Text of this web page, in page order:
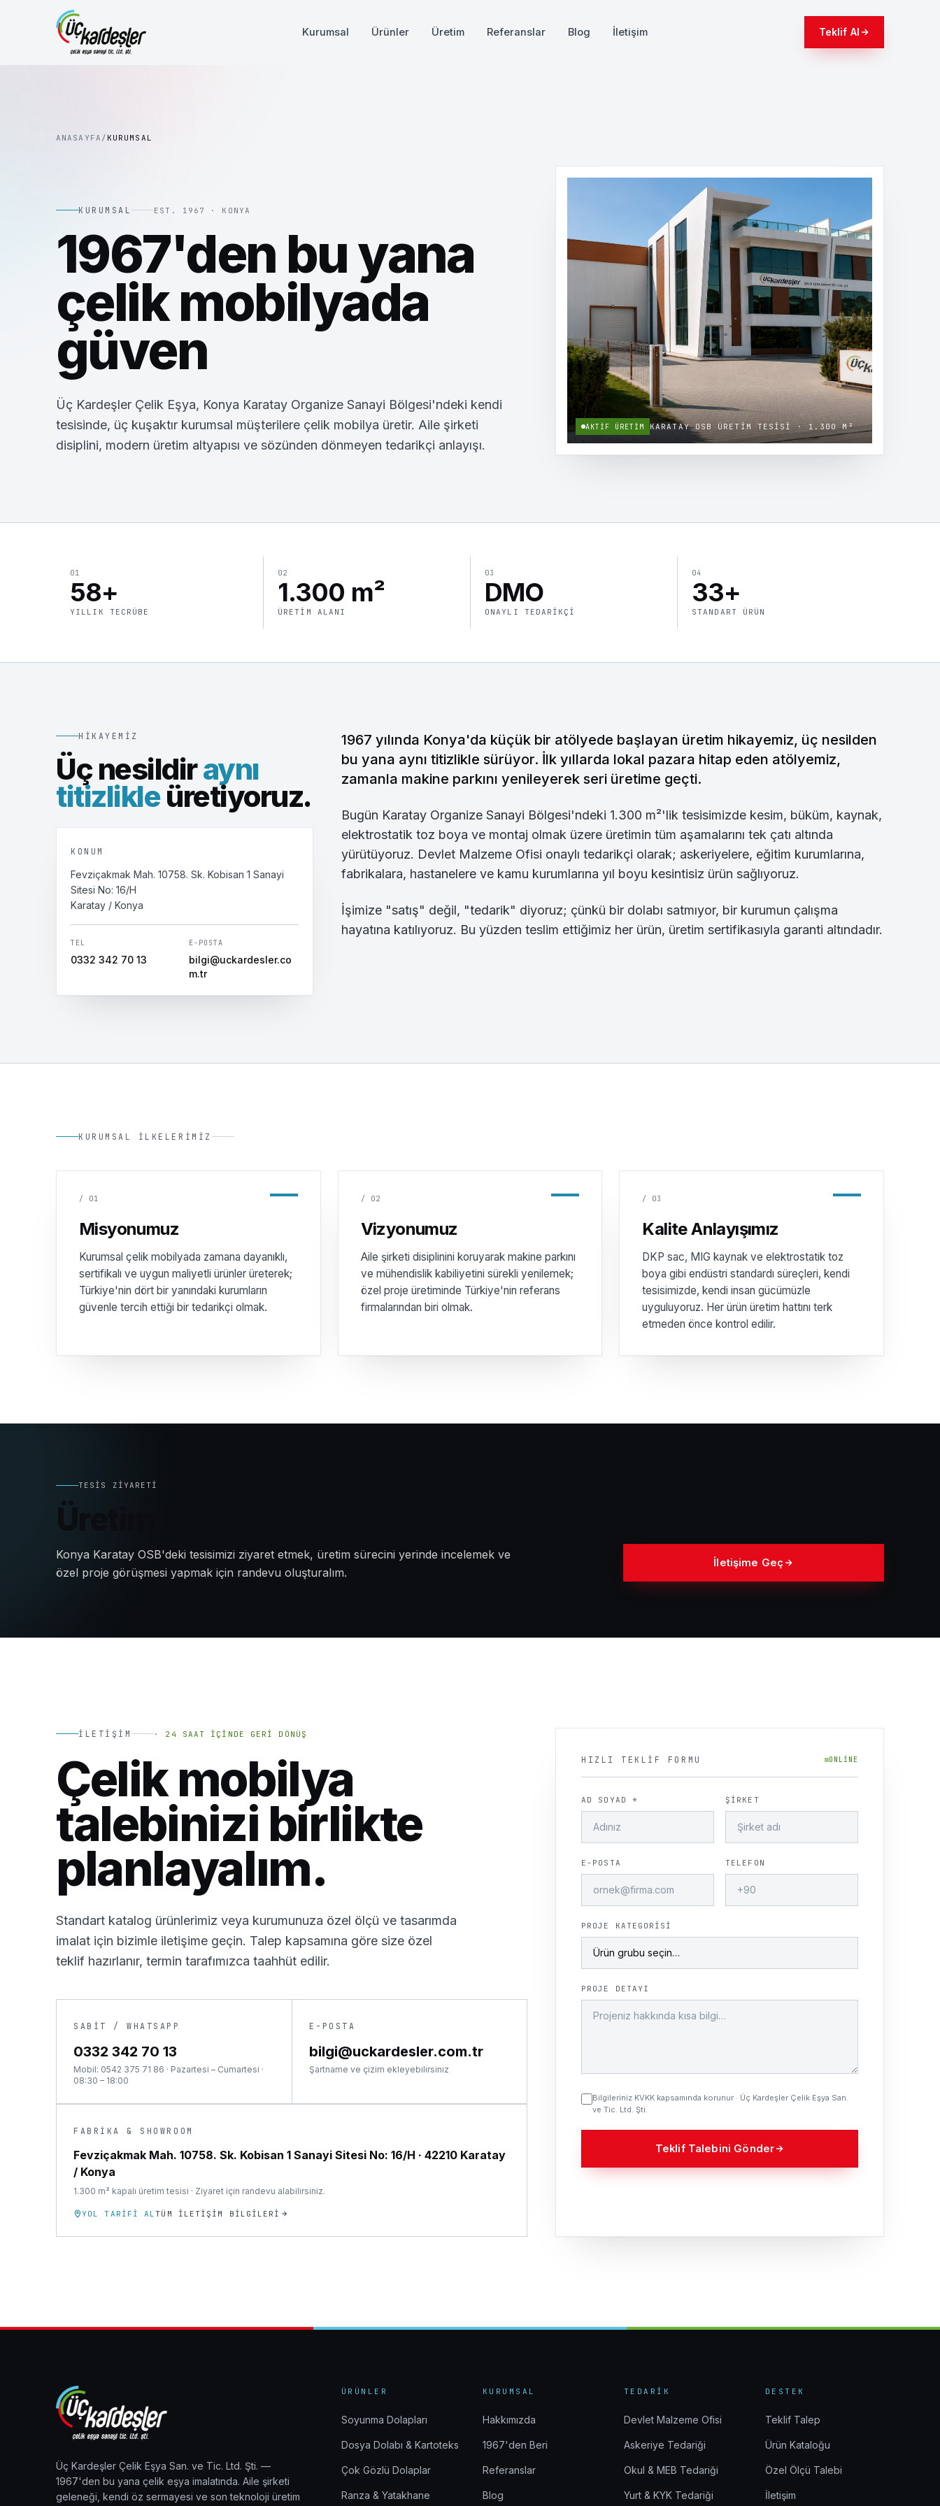
Kurumsal Ürünler Üretim Referanslar Blog İletişim Teklif Al
ANASAYFA / KURUMSAL
KURUMSAL EST. 1967 · KONYA
1967'den bu yana
çelik mobilyada
güven
Üç Kardeşler Çelik Eşya, Konya Karatay Organize Sanayi Bölgesi'ndeki kendi
tesisinde, üç kuşaktır kurumsal müşterilere çelik mobilya üretir. Aile şirketi
disiplini, modern üretim altyapısı ve sözünden dönmeyen tedarikçi anlayışı.
AKTIF ÜRETIM KARATAY OSB ÜRETIM TESISI · 1.300 M²
01
58+
YILLIK TECRÜBE
02
1.300 m²
ÜRETIM ALANI
03
DMO
ONAYLI TEDARIKÇI
04
33+
STANDART ÜRÜN
HIKAYEMIZ
Üç nesildiraynı
titizlikleüretiyoruz.
KONUM
Fevziçakmak Mah. 10758. Sk. Kobisan 1 Sanayi
Sitesi No: 16/H
Karatay / Konya
TEL
0332 342 70 13
E-POSTA
bilgi@uckardesler.co
m.tr
1967 yılında Konya'da küçük bir atölyede başlayan üretim hikayemiz, üç nesilden
bu yana aynı titizlikle sürüyor. İlk yıllarda lokal pazara hitap eden atölyemiz,
zamanla makine parkını yenileyerek seri üretime geçti.
Bugün Karatay Organize Sanayi Bölgesi'ndeki 1.300 m²'lik tesisimizde kesim, büküm, kaynak,
elektrostatik toz boya ve montaj olmak üzere üretimin tüm aşamalarını tek çatı altında
yürütüyoruz. Devlet Malzeme Ofisi onaylı tedarikçi olarak; askeriyelere, eğitim kurumlarına,
fabrikalara, hastanelere ve kamu kurumlarına yıl boyu kesintisiz ürün sağlıyoruz.
İşimize "satış" değil, "tedarik" diyoruz; çünkü bir dolabı satmıyor, bir kurumun çalışma
hayatına katılıyoruz. Bu yüzden teslim ettiğimiz her ürün, üretim sertifikasıyla garanti altındadır.
KURUMSAL İLKELERIMIZ
/ 01
Misyonumuz
Kurumsal çelik mobilyada zamana dayanıklı,
sertifikalı ve uygun maliyetli ürünler üreterek;
Türkiye'nin dört bir yanındaki kurumların
güvenle tercih ettiği bir tedarikçi olmak.
/ 02
Vizyonumuz
Aile şirketi disiplinini koruyarak makine parkını
ve mühendislik kabiliyetini sürekli yenilemek;
özel proje üretiminde Türkiye'nin referans
firmalarından biri olmak.
/ 03
Kalite Anlayışımız
DKP sac, MIG kaynak ve elektrostatik toz
boya gibi endüstri standardı süreçleri, kendi
tesisimizde, kendi insan gücümüzle
uyguluyoruz. Her ürün üretim hattını terk
etmeden önce kontrol edilir.
TESIS ZIYARETI
Konya Karatay OSB'deki tesisimizi ziyaret etmek, üretim sürecini yerinde incelemek ve
özel proje görüşmesi yapmak için randevu oluşturalım.
İletişime Geç
İLETIŞIM · 24 SAAT İÇINDE GERI DÖNÜŞ
Çelik mobilya
talebinizi birlikte
planlayalım.
Standart katalog ürünlerimiz veya kurumunuza özel ölçü ve tasarımda
imalat için bizimle iletişime geçin. Talep kapsamına göre size özel
teklif hazırlanır, termin tarafımızca taahhüt edilir.
SABIT / WHATSAPP
0332 342 70 13
Mobil: 0542 375 71 86 · Pazartesi – Cumartesi ·
08:30 – 18:00
E-POSTA
bilgi@uckardesler.com.tr
Şartname ve çizim ekleyebilirsiniz
FABRIKA & SHOWROOM
Fevziçakmak Mah. 10758. Sk. Kobisan 1 Sanayi Sitesi No: 16/H · 42210 Karatay
/ Konya
1.300 m² kapalı üretim tesisi · Ziyaret için randevu alabilirsiniz.
YOL TARIFI ALTÜM İLETIŞIM BILGILERI
HIZLI TEKLIF FORMU ONLINE
AD SOYAD * ŞIRKET
E-POSTA TELEFON
PROJE KATEGORISI
PROJE DETAYI
Bilgileriniz KVKK kapsamında korunur · Üç Kardeşler Çelik Eşya San.
ve Tic. Ltd. Şti.
Teklif Talebini Gönder
Üç Kardeşler Çelik Eşya San. ve Tic. Ltd. Şti. —
1967'den bu yana çelik eşya imalatında. Aile şirketi
geleneği, kendi öz sermayesi ve son teknoloji üretim
ÜRÜNLER
Soyunma Dolapları
Dosya Dolabı & Kartoteks
Çok Gözlü Dolaplar
Ranza & Yatakhane
KURUMSAL
Hakkımızda
1967'den Beri
Referanslar
Blog
TEDARIK
Devlet Malzeme Ofisi
Askeriye Tedariği
Okul & MEB Tedariği
Yurt & KYK Tedariği
DESTEK
Teklif Talep
Ürün Kataloğu
Özel Ölçü Talebi
İletişim